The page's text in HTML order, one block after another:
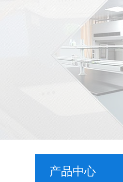
产品中心